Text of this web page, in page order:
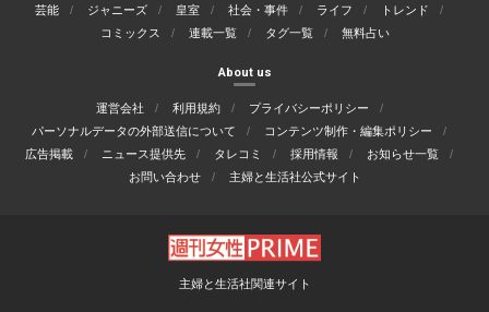
芸能 ジャニーズ 皇室 社会・事件 ライフ
トレンド
コミックス
連載一覧 タグ一覧 無料占い
About us
運営会社 利用規約
プライバシーポリシー
パーソナルデータの外部送信について
コンテンツ制作・編集ポリシー
広告掲載
ニュース提供先 タレコミ 採用情報
お知らせ一覧
お問い合わせ
主婦と生活社公式サイト
主婦と生活社関連サイト